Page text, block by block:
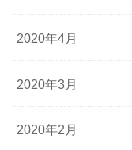
2020年4月
2020年3月
2020年2月